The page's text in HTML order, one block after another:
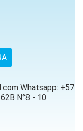
Whatsapp: +57
N°8 - 10